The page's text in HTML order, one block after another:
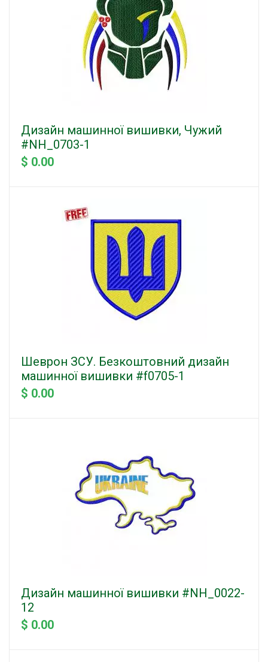
Дизайн машинної вишивки, Чужий
#NH_0703-1
$ 0.00
Шеврон ЗСУ. Безкоштовний дизайн
машинної вишивки #f0705-1
$ 0.00
Дизайн машинної вишивки #NH_0022-
12
$ 0.00